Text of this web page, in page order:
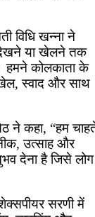
विधि खन्ना ने
देखने या खेलने तक
हमने कोलकाता के
खेल, स्वाद और साथ
ने कहा, “हम
उत्साह और
देना है जिसे लोग
सरणी में